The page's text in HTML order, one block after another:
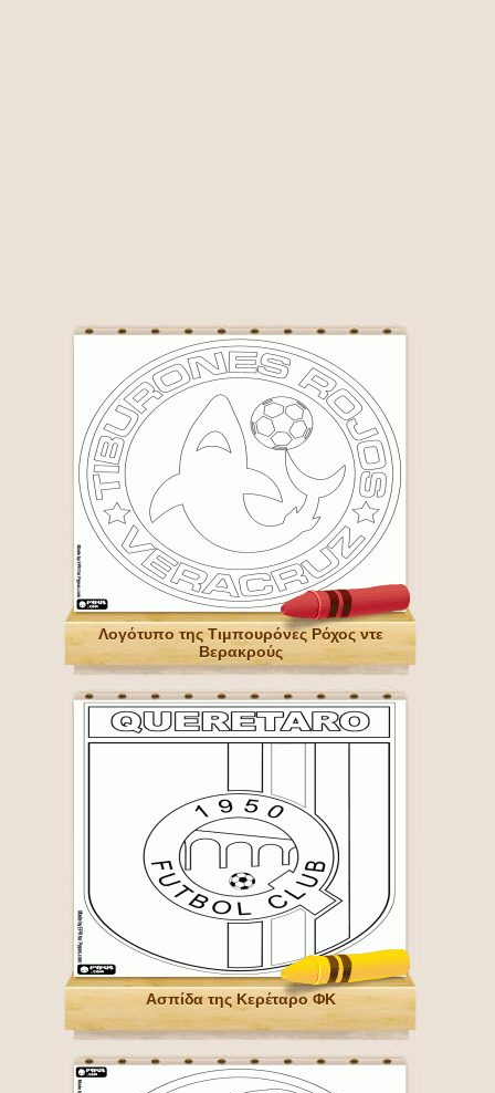
Λογότυπο της Τιμπουρόνες Ρόχος ντε
Βερακρούς
Ασπίδα της Κερέταρο ΦΚ